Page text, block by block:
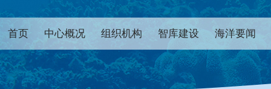
首页 中心概况 组织机构 智库建设 海洋要闻